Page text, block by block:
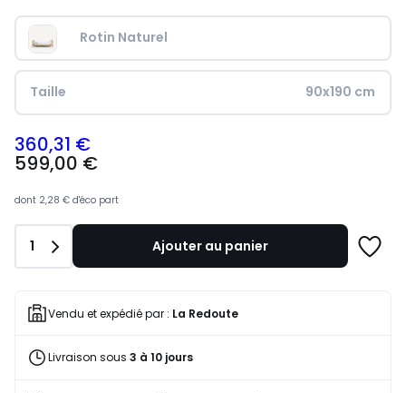
Rotin Naturel
Taille 90x190 cm
599,00
€
à
programme
pour
payer
place
360,31
360,31 €
599,00 €
dont 2,28 € d'éco part
Quantité
1 Ajouter au panier
Vendu et expédié par : La Redoute
Livraison sous 3 à 10 jours